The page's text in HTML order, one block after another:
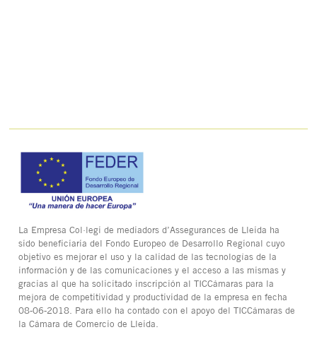
La Empresa Col·legi de mediadors d’Assegurances de Lleida ha
sido beneficiaria del Fondo Europeo de Desarrollo Regional cuyo
objetivo es mejorar el uso y la calidad de las tecnologías de la
información y de las comunicaciones y el acceso a las mismas y
gracias al que ha solicitado inscripción al TICCámaras para la
mejora de competitividad y productividad de la empresa en fecha
08-06-2018. Para ello ha contado con el apoyo del TICCámaras de
la Cámara de Comercio de Lleida.